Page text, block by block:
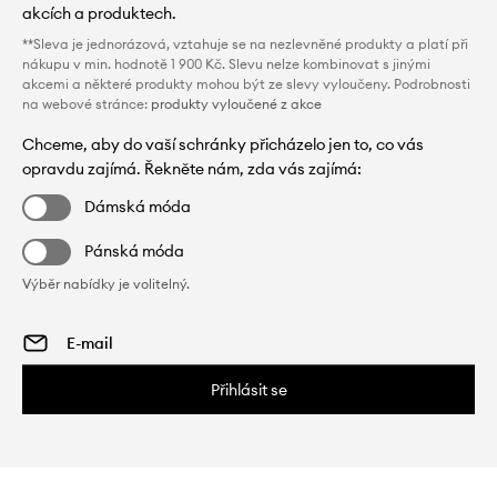
akcích a produktech.
**Sleva je jednorázová, vztahuje se na nezlevněné produkty a platí při
nákupu v min. hodnotě 1 900 Kč. Slevu nelze kombinovat s jinými
akcemi a některé produkty mohou být ze slevy vyloučeny. Podrobnosti
na webové stránce: produkty vyloučené z akce
Chceme, aby do vaší schránky přicházelo jen to, co vás
opravdu zajímá. Řekněte nám, zda vás zajímá:
Dámská móda
Pánská móda
Výběr nabídky je volitelný.
Přihlásit se